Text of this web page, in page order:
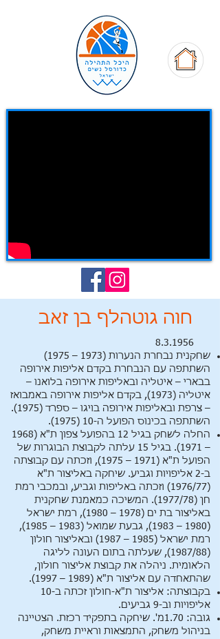
חוה גוטהלף בן זאב
שחקנית נבחרת הנערות (1973 – 1975)
השתתפה עם הנבחרת בקדם אליפות אירופה
בבארי – איטליה ובאליפות אירופה בלואנו –
איטליה (1973), בקדם אליפות אירופה באמבואז
– צרפת ובאליפות אירופה בויגו – ספרד (1975).
השתתפה בכינוס הפועל ה-10 (1975).
החלה לשחק בגיל 12 בהפועל צפון ת"א (1968
– 1971). בגיל 15 עלתה לקבוצת הבוגרות של
הפועל ת"א (1971 – 1975), וזכתה עם קבוצתה
ב-2 אליפויות וגביע. שיחקה באליצור ת"א
(1976/77) וזכתה באליפות וגביע, ובמכבי רמת
חן (1977/78). המשיכה כמאמנת שחקנית
באליצור בת ים (1978 – 1980), רמת ישראל
(1980 – 1983), גבעת שמואל (1983 – 1985),
רמת ישראל (1985 – 1987) ובאליצור חולון
(1987/88), שעלתה בתום העונה לליגה
הלאומית. ניהלה את קבוצת אליצור חולון,
שהתאחדה עם אליצור ת"א (1989 – 1997).
בקבוצתה: אליצור ת"א-חולון זכתה ב-10
אליפויות וב-9 גביעים.
גובה: 1.70מ'. שיחקה בתפקיד רכזת. הצטיינה
בניהול משחק, התמצאות וראיית משחק,